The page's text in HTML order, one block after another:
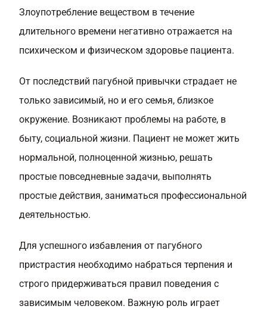
Злоупотребление веществом в течение
длительного времени негативно отражается на
психическом и физическом здоровье пациента.
От последствий пагубной привычки страдает не
только зависимый, но и его семья, близкое
окружение. Возникают проблемы на работе, в
быту, социальной жизни. Пациент не может жить
нормальной, полноценной жизнью, решать
простые повседневные задачи, выполнять
простые действия, заниматься профессиональной
деятельностью.
Для успешного избавления от пагубного
пристрастия необходимо набраться терпения и
строго придерживаться правил поведения с
зависимым человеком. Важную роль играет